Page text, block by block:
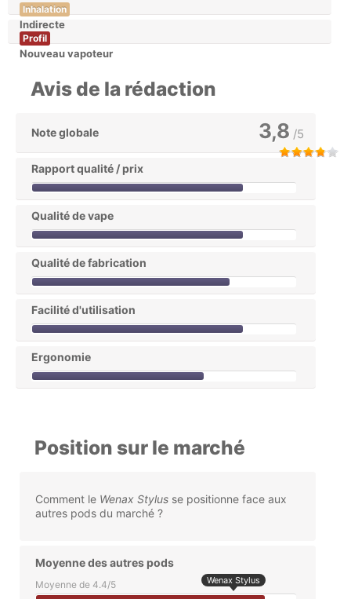
Inhalation
Indirecte
Profil
Nouveau vapoteur
Avis de la rédaction
Note globale 3,8 /5
Rapport qualité / prix
Qualité de vape
Qualité de fabrication
Facilité d'utilisation
Ergonomie
Position sur le marché
Comment le Wenax Stylus se positionne face aux
autres pods du marché ?
Moyenne des autres pods
Moyenne de 4.4/5 Wenax Stylus